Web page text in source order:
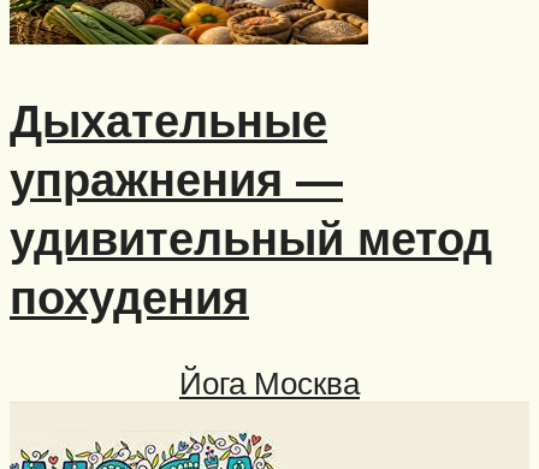
Дыхательные
упражнения —
удивительный метод
похудения
Йога Москва